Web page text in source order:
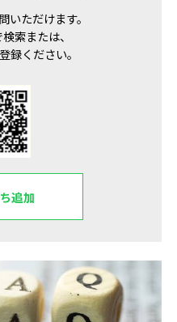
いただけます。
索または、
録ください。
追加